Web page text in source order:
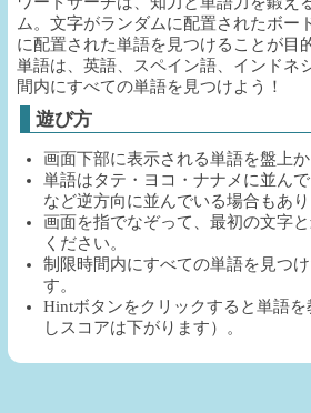
ム。文字がランダムに配置されたボー
に配置された単語を見つけることが目
単語は、英語、スペイン語、インドネ
間内にすべての単語を見つけよう！
遊び方
画面下部に表示される単語を盤上か
単語はタテ・ヨコ・ナナメに並んで
など逆方向に並んでいる場合もあり
画面を指でなぞって、最初の文字
ください。
制限時間内にすべての単語を見つ
す。
Hintボタンをクリックすると単語
しスコアは下がります）。